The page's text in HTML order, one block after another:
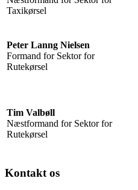
Taxikørsel
Peter Lanng Nielsen
Formand for Sektor for
Rutekørsel
Tim Valbøll
Næstformand for Sektor for
Rutekørsel
Kontakt os